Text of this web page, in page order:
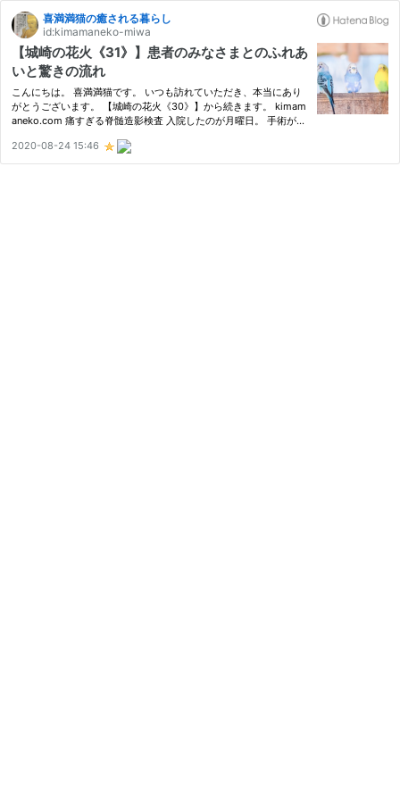
喜満満猫の癒される暮らし
id:kimamaneko-miwa
【城崎の花火《31》】患者のみなさまとのふれあ
いと驚きの流れ
こんにちは。 喜満満猫です。 いつも訪れていただき、本当にあり
がとうございます。 【城崎の花火《30》】から続きます。 kimam
aneko.com 痛すぎる脊髄造影検査 入院したのが月曜日。 手術が金
のですが、 そのなかでも『脊髄造影』という検査が、水曜日に行
わ…
2020-08-24 15:46